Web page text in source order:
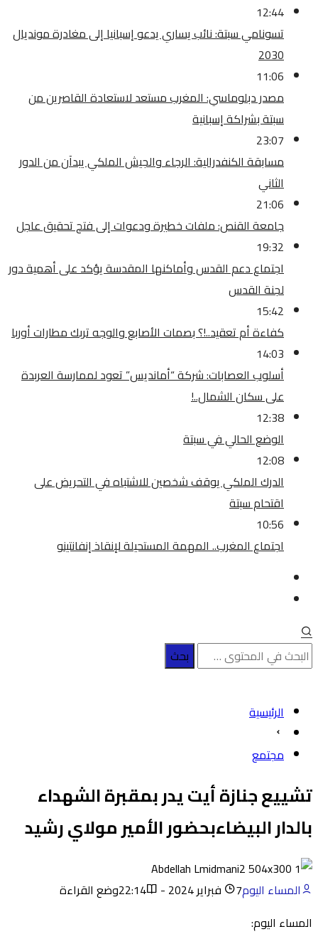
12:44
تسونامي سبتة: نائب يساري يدعو إسبانيا إلى مغادرة مونديال
2030
11:06
مصدر دبلوماسي: المغرب مستعد لاستعادة القاصرين من
سبتة بشراكة إسبانية
23:07
مسابقة الكنفدرالية: الرجاء والجيش الملكي يبدآن من الدور
الثاني
21:06
جامعة القنص: ملفات خطيرة ودعوات إلى فتح تحقيق عاجل
19:32
اجتماع دعم القدس وأماكنها المقدسة يؤكد على أهمية دور
لجنة القدس
15:42
كفاءة أم تعقيد..!؟ بصمات الأصابع والوجه تربك مطارات أوربا
14:03
أسلوب العصابات: شركة “أمانديس” تعود لممارسة العربدة
على سكان الشمال..!
12:38
الوضع الحالي في سبتة
12:08
الدرك الملكي يوقف شخصين للاشتباه في التحريض على
اقتحام سبتة
10:56
اجتماع المغرب.. المهمة المستحيلة لإنقاذ إنفانتينو
الرئيسية
مجتمع
تشييع جنازة أيت يدر بمقبرة الشهداء
بالدار البيضاءبحضور الأمير مولاي رشيد
المساء اليوم7 فبراير 2024 - 22:14
وضع القراءة
المساء اليوم: